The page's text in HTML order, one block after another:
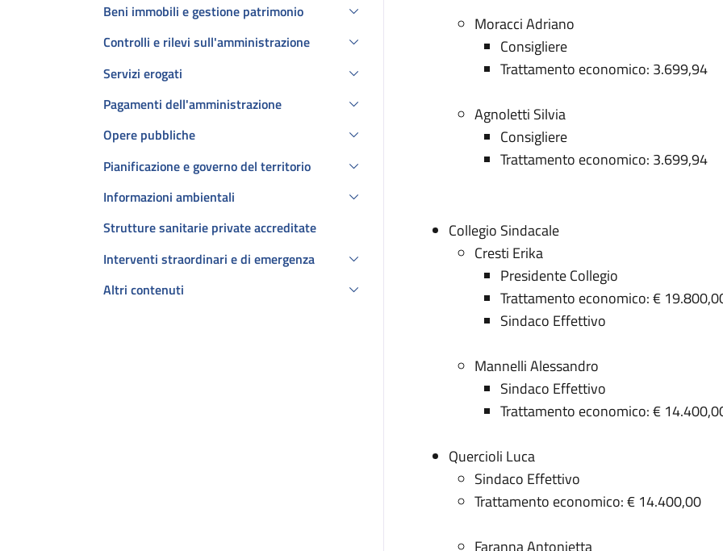
Beni immobili e gestione patrimonio
Controlli e rilevi sull'amministrazione
Servizi erogati
Pagamenti dell'amministrazione
Opere pubbliche
Pianificazione e governo del territorio
Informazioni ambientali
Strutture sanitarie private accreditate
Interventi straordinari e di emergenza
Altri contenuti
Moracci Adriano
Consigliere
Trattamento economico: 3.699,94
Agnoletti Silvia
Consigliere
Trattamento economico: 3.699,94
Collegio Sindacale
Cresti Erika
Presidente Collegio
Trattamento economico: €
Sindaco Effettivo
Mannelli Alessandro
Sindaco Effettivo
Trattamento economico: €
Quercioli Luca
Sindaco Effettivo
Trattamento economico: € 14.400,00
Faranna Antonietta